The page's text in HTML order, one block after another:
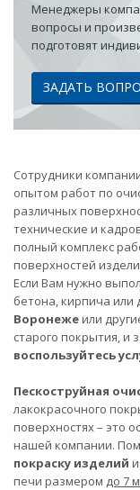
Менеджеры
вопросы и
подготовят
ЗАДАТЬ
Сотрудники
опытом работ по
различных
технические и
полный комплекс
поверхностей
Если Вам нужно
бетона, кирпича или
Воронежеили
старого покрытия, и
воспользуйтесь
Пескоструйная
лакокрасочного
поверхностях – это
нашей компании.
покраску изделий
печи размером до 7